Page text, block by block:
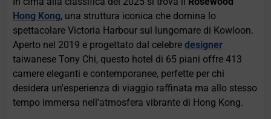
Hong Kong, una struttura iconica che domina lo
spettacolare Victoria Harbour sul lungomare di Kowloon.
Aperto nel 2019 e progettato dal celebredesigner
taiwanese Tony Chi, questo hotel di 65 piani offre 413
camere eleganti e contemporanee, perfette per chi
desidera un'esperienza di viaggio raffinata ma allo stesso
tempo immersa nell'atmosfera vibrante di Hong Kong.